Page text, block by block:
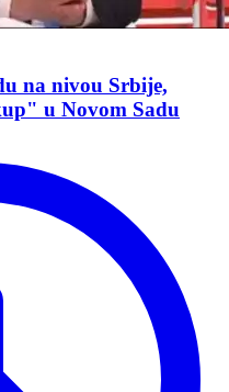
na nivou Srbije,
u Novom Sadu